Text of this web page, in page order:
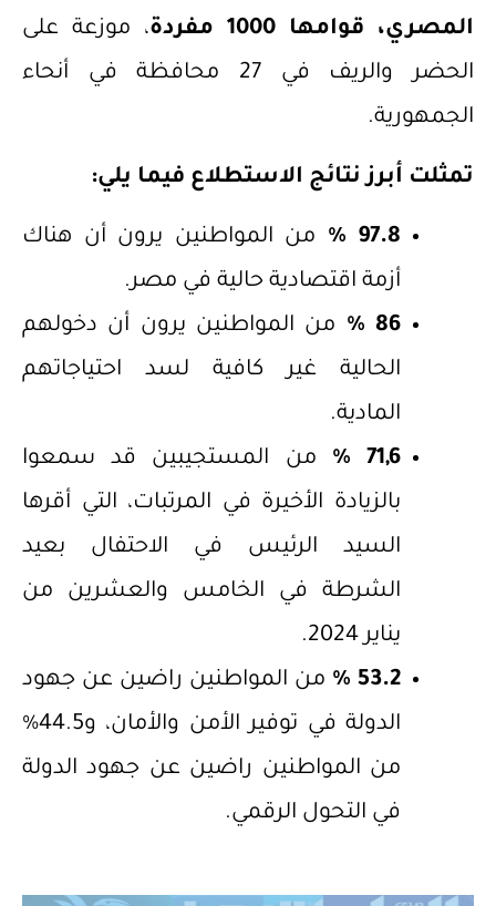
المصري، قوامها 1000 مفردة
، موزعة على
الحضر والريف في 27 محافظة في أنحاء
الجمهورية.
تمثلت أبرز نتائج الاستطلاع فيما يلي:
97.8 %
من المواطنين يرون أن هناك
أزمة اقتصادية حالية في مصر.
86 %
من المواطنين يرون أن دخولهم
الحالية غير كافية لسد احتياجاتهم
المادية.
71,6 %
من المستجيبين قد سمعوا
بالزيادة الأخيرة في المرتبات، التي أقرها
السيد الرئيس في الاحتفال بعيد
الشرطة في الخامس والعشرين من
يناير 2024.
53.2 %
من المواطنين راضين عن جهود
الدولة في توفير الأمن والأمان، و44.5%
من المواطنين راضين عن جهود الدولة
في التحول الرقمي.